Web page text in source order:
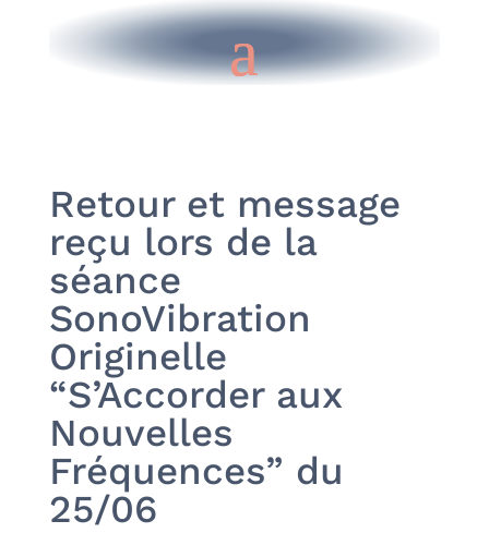
Retour et message
reçu lors de la
séance
SonoVibration
Originelle
“S’Accorder aux
Nouvelles
Fréquences” du
25/06